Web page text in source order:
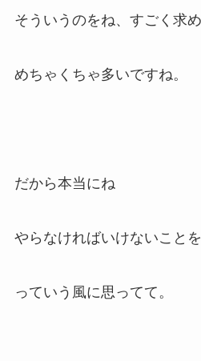
そういうのをね、すごく求
めちゃくちゃ多いですね。
だから本当にね
やらなければいけないこと
っていう風に思ってて。